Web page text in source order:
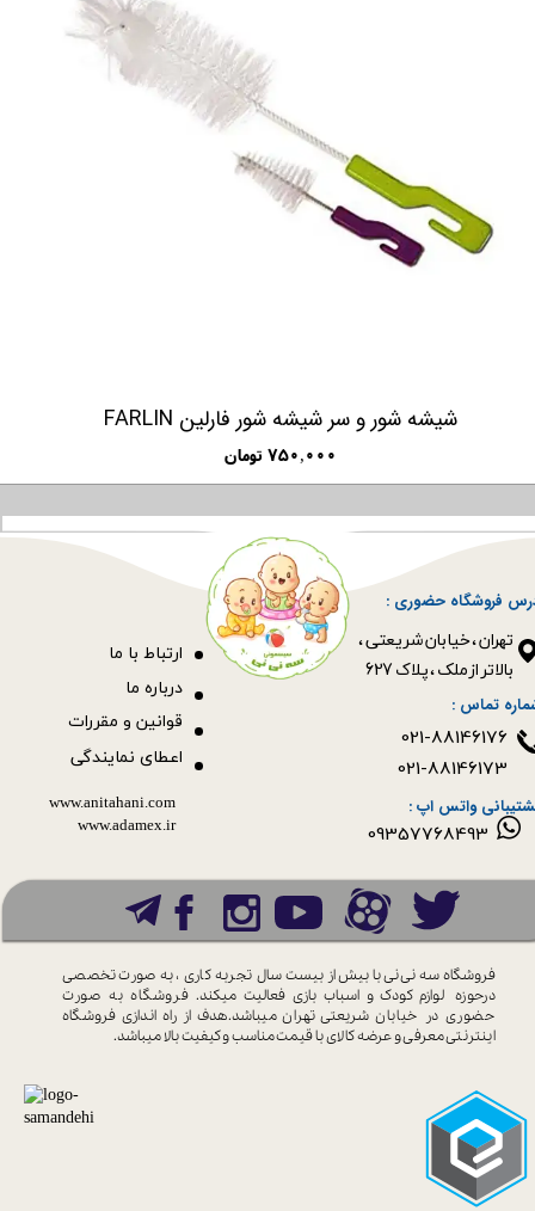
شیشه شور و سر شیشه شور فارلین FARLIN
۷۵۰,۰۰۰ تومان
فروشگاه حضوری :
​​​​​​​تهران ، خیابان شریعتی ،
بالاتر از ملک ، پلاک 627​​​​​​​
قوانین و مقررات
ارتباط با ما
09357768493
درباره ما
اعطای نمایندگی
www.anitahani.com
www.ada​​​​​​​mex.ir
فروشگاه سه نی نی با بیش از بیست سال تجربه کاری ، به صورت تخصصی
درحوزه لوازم کودک و اسباب بازی فعالیت میکند. فروشگاه به صورت
حضوری در خیابان شریعتی تهران میباشد.هدف از راه اندازی فروشگاه
اینترنتی معرفی و عرضه کالای باقیمت مناسب و کیفیت بالا میباشد.
تماس :
واتس اپ :